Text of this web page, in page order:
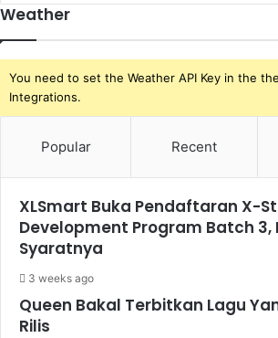
Weather
You need to set the Weather API Key in the
Integrations.
Popular Recent
XLSmart Buka Pendaftaran X-
Development Program Batch 3,
Syaratnya
3 weeks ago
Queen Bakal Terbitkan Lagu
Rilis